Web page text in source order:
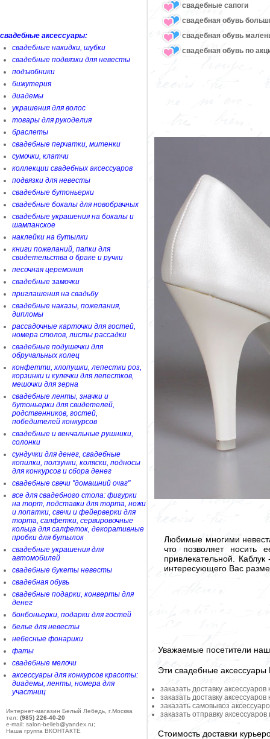
свадебные аксессуары:
свадебные накидки, шубки
свадебные подвязки для невесты
подъюбники
бижутерия
диадемы
украшения для волос
товары для рукоделия
браслеты
свадебные перчатки, митенки
сумочки, клатчи
коллекции свадебных аксессуаров
подвязки для невесты
свадебные бутоньерки
свадебные бокалы для новобрачных
свадебные украшения на бокалы и
шампанское
наклейки на бутылки
книги пожеланий, папки для
свидетельства о браке и ручки
песочная церемония
свадебные замочки
приглашения на свадьбу
свадебные наказы, пожелания,
дипломы
рассадочные карточки для гостей,
номера столов, листы рассадки
свадебные подушечки для
обручальных колец
конфетти, хлопушки, лепестки роз,
корзинки и кулечки для лепестков,
мешочки для зерна
свадебные ленты, значки и
бутоньерки для свидетелей,
родственников, гостей,
победителей конкурсов
свадебные и венчальные рушники,
солонки
сундучки для денег, свадебные
копилки, ползунки, коляски, подносы
для конкурсов и сбора денег
свадебные свечи "домашний очаг"
все для свадебного стола: фигурки
на торт, подставки для торта, ножи
и лопатки, свечи и фейерверки для
торта, салфетки, сервировочные
кольца для салфеток, декоративные
пробки для бутылок
свадебные украшения для
автомобилей
свадебные букеты невесты
свадебная обувь
свадебные подарки, конверты для
денег
бонбоньерки, подарки для гостей
белье для невесты
небесные фонарики
фаты
свадебные мелочи
аксессуары для конкурсов красоты:
диадемы, ленты, номера для
участниц
Интернет-магазин Белый Лебедь, г.Москва
тел: (985) 226-40-20
e-mail: salon-belleb@yandex.ru;
Наша группа ВКОНТАКТЕ
cвадебные сапоги
cвадебная обувь
свадебная обувь
свадебная обувь по
Любимые многими
что позволяет носить
привлекательной.
интересующего Вас
Уважаемые посетители
Эти свадебные
заказать доставку
заказать доставку
заказать самовывоз
заказать отправку
Стоимость доставки